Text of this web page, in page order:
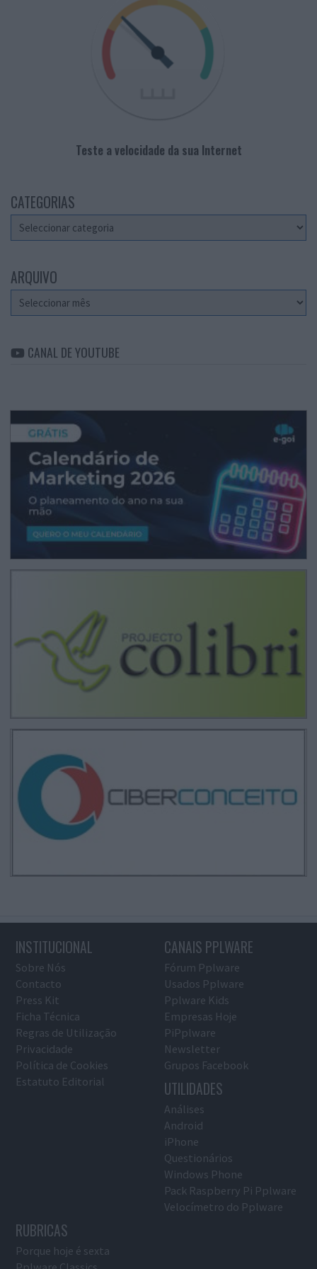
Teste a velocidade da sua Internet
CATEGORIAS
Categorias
ARQUIVO
Arquivo
CANAL DE YOUTUBE
INSTITUCIONAL
Sobre Nós
Contacto
Press Kit
Ficha Técnica
Regras de Utilização
Privacidade
Política de Cookies
Estatuto Editorial
CANAIS PPLWARE
Fórum Pplware
Usados Pplware
Pplware Kids
Empresas Hoje
PiPplware
Newsletter
Grupos Facebook
UTILIDADES
Análises
Android
iPhone
Questionários
Windows Phone
Pack Raspberry Pi Pplware
Velocímetro do Pplware
RUBRICAS
Porque hoje é sexta